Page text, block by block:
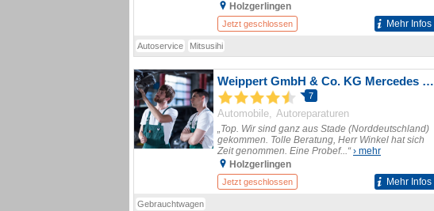
Holzgerlingen
Jetzt geschlossen Mehr Infos
Autoservice Mitsusihi
Weippert GmbH & Co. KG Mercedes Benz Vertragswerkstatt Automobile Autoreparatur
7
Automobile Autoreparaturen
„Top. Wir sind ganz aus Stade (Norddeutschland)
gekommen. Tolle Beratung, Herr Winkel hat sich
Zeit genommen. Eine Probef...“› mehr
Holzgerlingen
Jetzt geschlossen Mehr Infos
Gebrauchtwagen